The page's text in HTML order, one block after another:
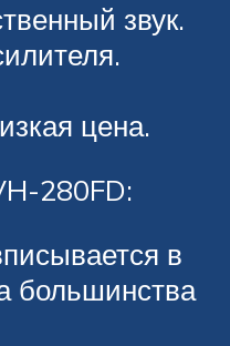
звук.
цена.
280FD:
в
большинства